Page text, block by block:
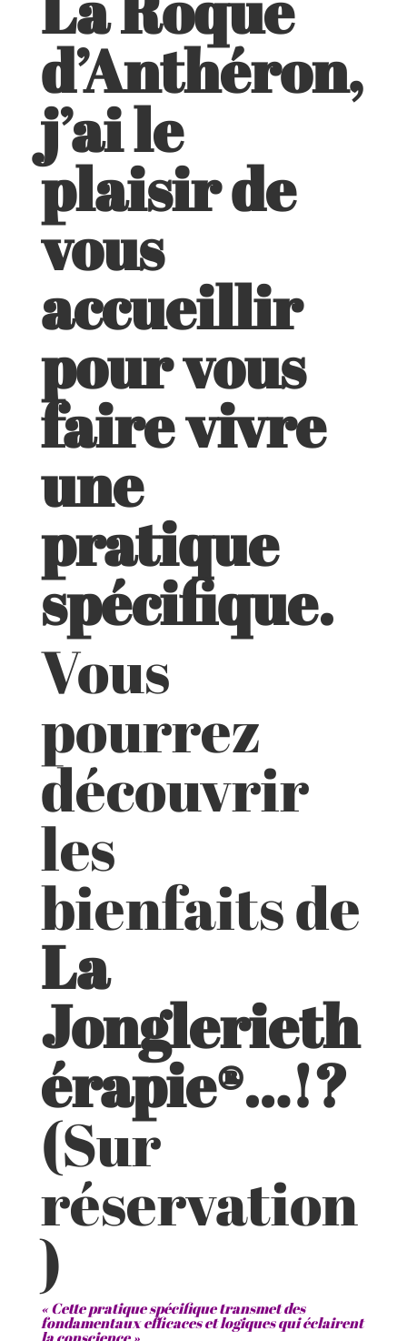
d’Anthéron,
j’ai le
plaisir de
vous
accueillir
pour vous
faire vivre
une
pratique
spécifique.
Vous
pourrez
découvrir
les
bienfaits de
La
Jonglerieth
érapie®…!?
(Sur
réservation
)
« Cette pratique spécifique transmet des
fondamentaux efficaces et logiques qui éclairent